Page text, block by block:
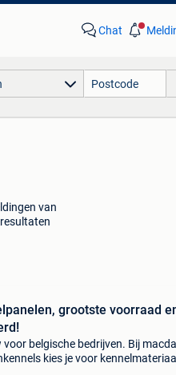
Chat
van
grootste voorraad
voor belgische bedrijven. Bij
kies je voor